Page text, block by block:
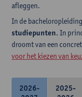
afleggen.
In de
studiepunten. In
droomt van een
voor het kiezen van
2026-
2025-